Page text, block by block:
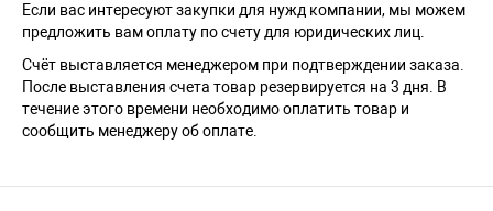
Если вас интересуют закупки для нужд компании, мы можем
предложить вам оплату по счету для юридических лиц.
Счёт выставляется менеджером при подтверждении заказа.
После выставления счета товар резервируется на 3 дня. В
течение этого времени необходимо оплатить товар и
сообщить менеджеру об оплате.